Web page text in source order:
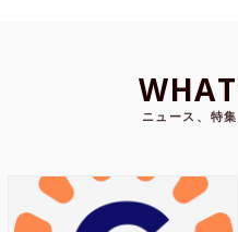
ニュース、特